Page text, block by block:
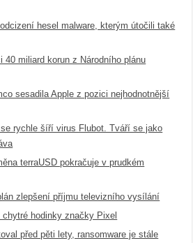
hesel malware, kterým útočili také
40 miliard korun z Národního plánu
sesadila Apple z pozici nejhodnotnější
rychle šíří virus Flubot. Tváří se jako
terraUSD pokračuje v prudkém
zlepšení příjmu televizního vysílání
hodinky značky Pixel
před pěti lety, ransomware je stále